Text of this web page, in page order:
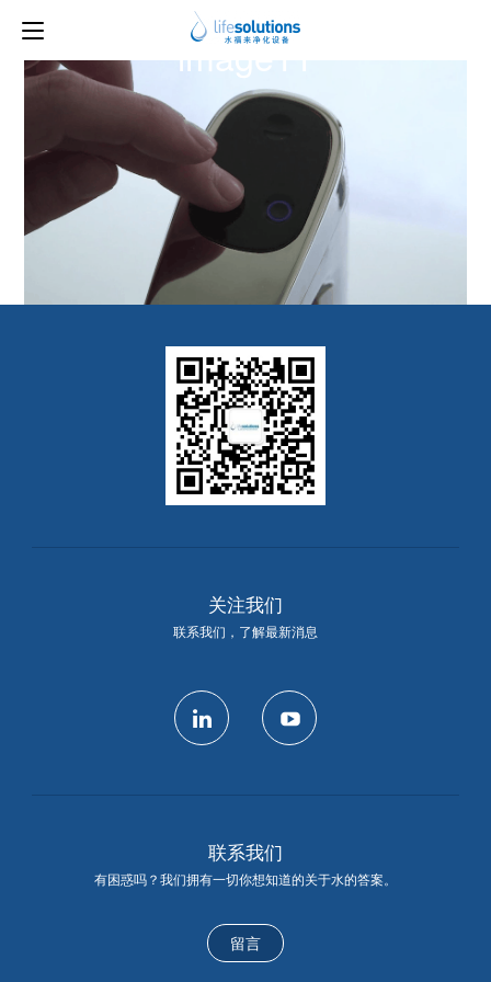
上一图片
image11
关注我们
联系我们，了解最新消息
联系我们
有困惑吗？我们拥有一切你想知道的关于水的答案。
留言